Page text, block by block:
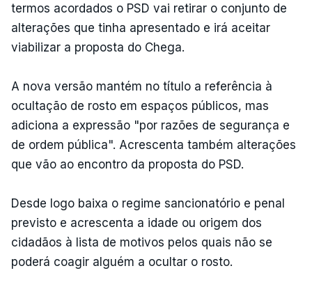
termos acordados o PSD vai retirar o conjunto de
alterações que tinha apresentado e irá aceitar
viabilizar a proposta do Chega.
A nova versão mantém no título a referência à
ocultação de rosto em espaços públicos, mas
adiciona a expressão "por razões de segurança e
de ordem pública". Acrescenta também alterações
que vão ao encontro da proposta do PSD.
Desde logo baixa o regime sancionatório e penal
previsto e acrescenta a idade ou origem dos
cidadãos à lista de motivos pelos quais não se
poderá coagir alguém a ocultar o rosto.